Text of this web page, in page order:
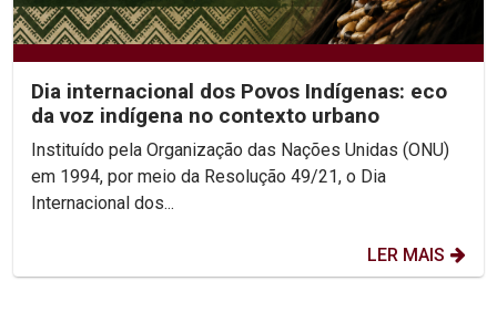
Dia internacional dos Povos Indígenas: eco
da voz indígena no contexto urbano
Instituído pela Organização das Nações Unidas (ONU)
em 1994, por meio da Resolução 49/21, o Dia
Internacional dos...
LER MAIS